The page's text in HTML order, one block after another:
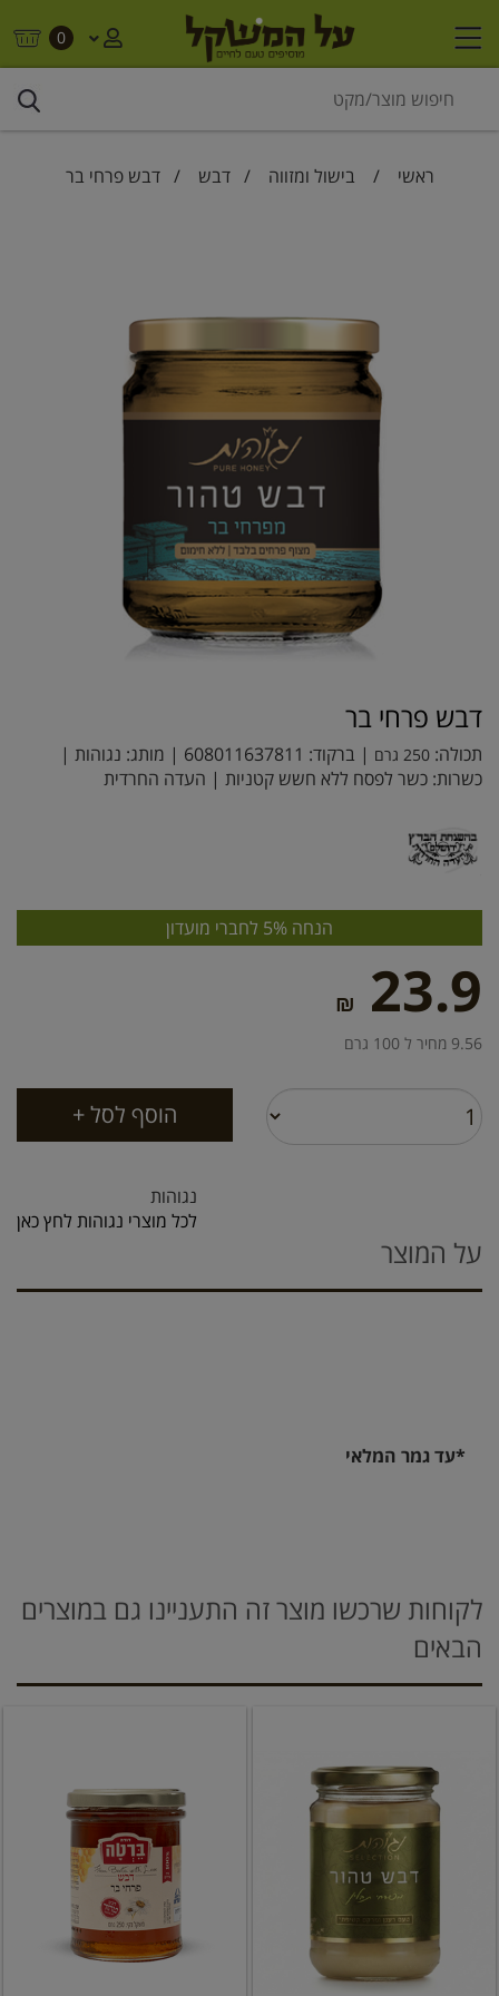
0
ראשי / בישול ומזווה /דבש / דבש פרחי בר
דבש פרחי בר
תכולה: 250 גרם | ברקוד: 608011637811 | מותג: נגוהות |
כשרות: כשר לפסח ללא חשש קטניות | העדה החרדית
הנחה 5% לחברי מועדון
23.9
₪
9.56 מחיר ל 100 גרם
נגוהות
לכל מוצרי נגוהות לחץ כאן
על המוצר
*עד גמר המלאי
לקוחות שרכשו מוצר זה התעניינו גם במוצרים
הבאים